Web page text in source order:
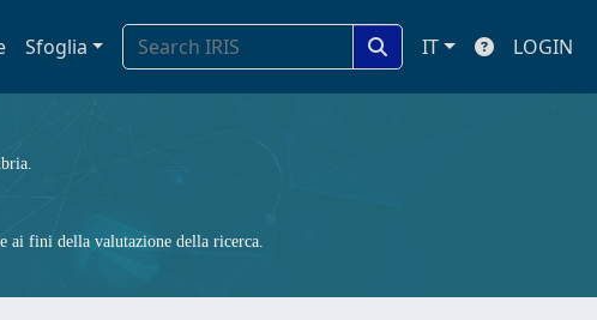
Sfoglia IT LOGIN
ai fini della valutazione della ricerca.